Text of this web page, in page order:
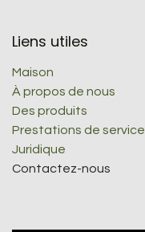
Liens utiles
Maison
À propos de nous
Des produits
Prestations de service
Juridique
Contactez-nous